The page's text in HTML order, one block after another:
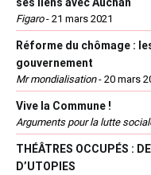
Figaro- 21 mars 2021
Réforme du chômage :
gouvernement
Mr mondialisation- 20 mars
Vive la Commune !
Arguments pour la lutte
THÉÂTRES OCCUPÉS :
D’UTOPIES